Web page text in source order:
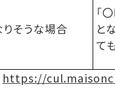
そうな場合
「
と
て
https://